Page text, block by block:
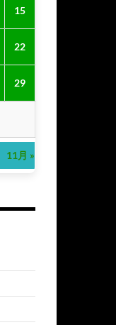
15
22
29
11月 »